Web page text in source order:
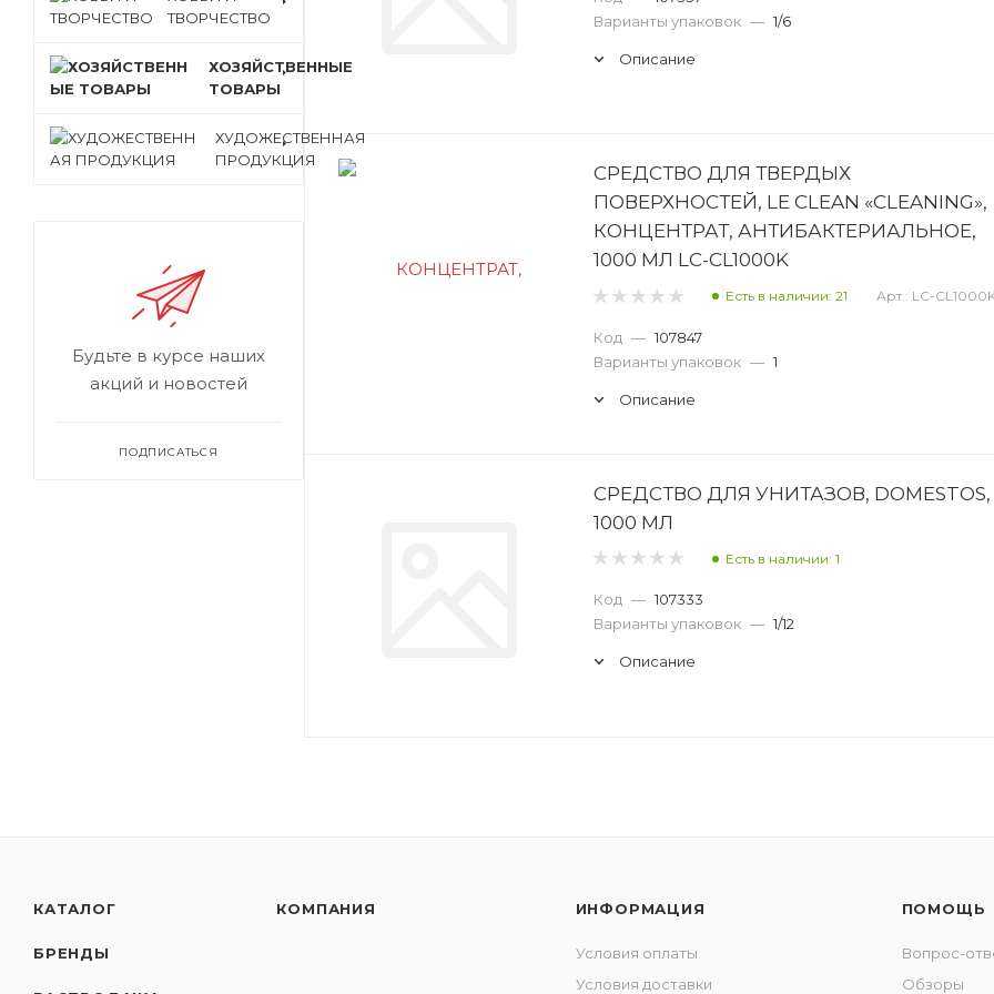
Варианты упаковок — 1/6
Описание
СРЕДСТВО ДЛЯ ТВЕРДЫХ
ПОВЕРХНОСТЕЙ, LE CLEAN «CLEANING»,
КОНЦЕНТРАТ, АНТИБАКТЕРИАЛЬНОЕ,
1000 МЛ LC-CL1000K
Есть в наличии: 21 Арт.: LC-
Код — 107847
Варианты упаковок — 1
Описание
СРЕДСТВО ДЛЯ УНИТАЗОВ, DOMESTOS,
1000 МЛ
Есть в наличии: 1
Код — 107333
Варианты упаковок — 1/12
Описание
ТВОРЧЕСТВО
ХОЗЯЙСТВЕННЫЕ
ТОВАРЫ
ХУДОЖЕСТВЕННАЯ
ПРОДУКЦИЯ
Будьте в курсе наших
акций и новостей
ПОДПИСАТЬСЯ
КАТАЛОГ
БРЕНДЫ
КОМПАНИЯ ИНФОРМАЦИЯ
Условия оплаты
Условия доставки
ПОМОЩЬ
Вопрос-
Обзоры